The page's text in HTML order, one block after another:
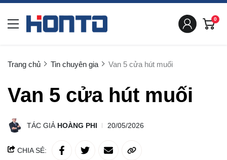
0
Trang chủ Tin chuyên gia Van 5 cửa hút muối
Van 5 cửa hút muối
TÁC GIẢ HOÀNG PHI 20/05/2026
CHIA SẺ: